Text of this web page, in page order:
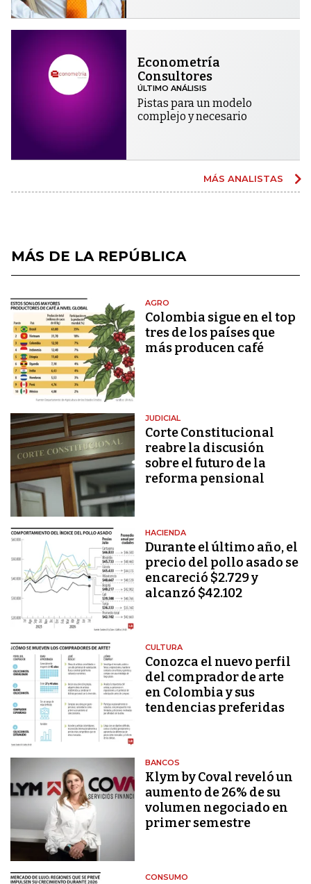
Econometría
Consultores
ÚLTIMO ANÁLISIS
Pistas para un modelo
complejo y necesario
MÁS ANALISTAS
MÁS DE LA REPÚBLICA
AGRO
Colombia sigue en el top
tres de los países que
más producen café
JUDICIAL
Corte Constitucional
reabre la discusión
sobre el futuro de la
reforma pensional
HACIENDA
Durante el último año, el
precio del pollo asado se
encareció $2.729 y
alcanzó $42.102
CULTURA
Conozca el nuevo perfil
del comprador de arte
en Colombia y sus
tendencias preferidas
BANCOS
Klym by Coval reveló un
aumento de 26% de su
volumen negociado en
primer semestre
CONSUMO